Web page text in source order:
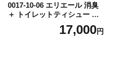
0017-10-06 エリエール 消臭
＋ トイレットティシュー し
っかり香るフレッシュクリア
の香り ダブル 12ロール×6パ
17,000円